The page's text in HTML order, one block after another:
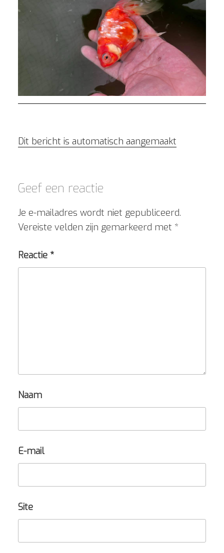
Dit bericht is automatisch aangemaakt
Geef een reactie
Je e-mailadres wordt niet gepubliceerd.
Vereiste velden zijn gemarkeerd met *
Reactie *
Naam
E-mail
Site